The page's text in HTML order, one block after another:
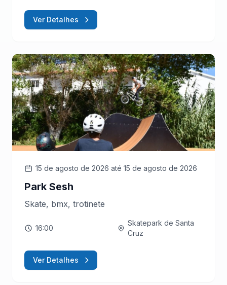
Ver Detalhes
15 de agosto de 2026 até 15 de agosto de 2026
Park Sesh
Skate, bmx, trotinete
16:00
Skatepark de Santa
Cruz
Ver Detalhes